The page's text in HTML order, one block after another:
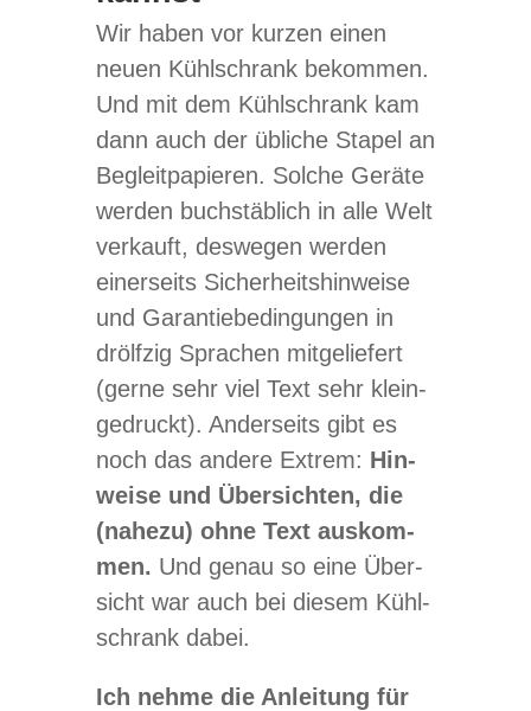
Wir haben vor kur­zen einen
neuen Kühl­schrank bekom­men.
Und mit dem Kühl­schrank kam
dann auch der übli­che Sta­pel an
Begleit­pa­pie­ren. Sol­che Geräte
wer­den buch­stäb­lich in alle Welt
ver­kauft, des­we­gen wer­den
einer­seits Sicher­heits­hin­weise
und Garan­tie­be­din­gun­gen in
drölf­zig Spra­chen mit­ge­lie­fert
(gerne sehr viel Text sehr klein­
ge­druckt). Ander­seits gibt es
noch das andere Extrem: Hin­
weise und Über­sich­ten, die
(nahezu) ohne Text aus­kom­
men. Und genau so eine Über­
sicht war auch bei die­sem Kühl­
schrank dabei.
Ich nehme die Anlei­tung für